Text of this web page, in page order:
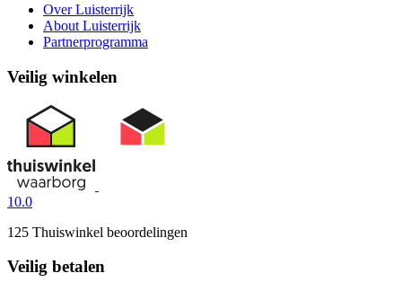
Over Luisterrijk
About Luisterrijk
Partnerprogramma
Veilig winkelen
10.0
125 Thuiswinkel beoordelingen
Veilig betalen